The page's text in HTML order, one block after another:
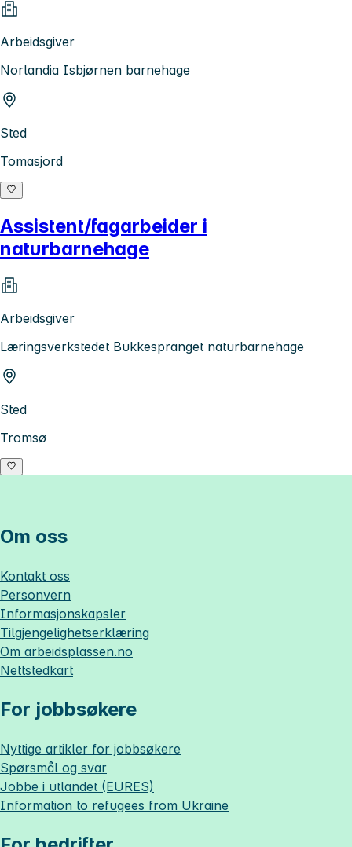
Arbeidsgiver
Norlandia Isbjørnen barnehage
Sted
Tomasjord
Assistent/fagarbeider i
naturbarnehage
Arbeidsgiver
Læringsverkstedet Bukkespranget naturbarnehage
Sted
Tromsø
Om oss
Kontakt oss
Personvern
Informasjonskapsler
Tilgjengelighetserklæring
Om arbeidsplassen.no
Nettstedkart
For jobbsøkere
Nyttige artikler for jobbsøkere
Spørsmål og svar
Jobbe i utlandet (EURES)
Information to refugees from Ukraine